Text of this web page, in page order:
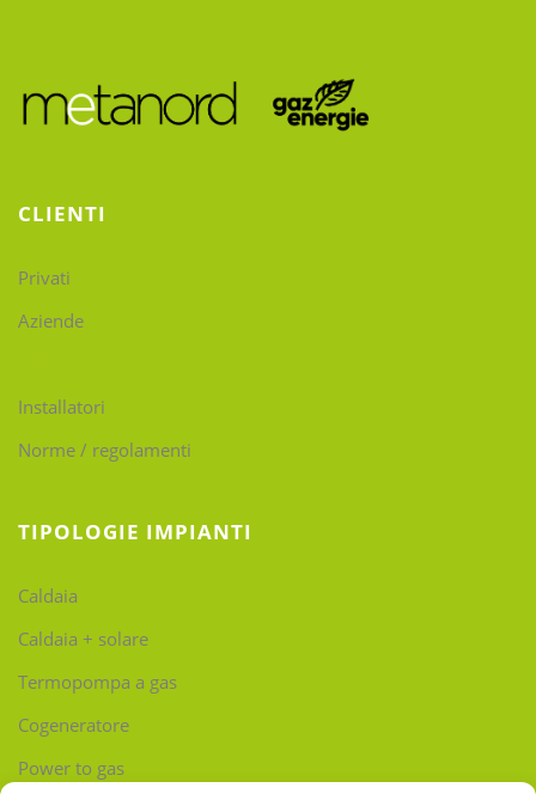
CLIENTI
Privati
Aziende
Installatori
Norme / regolamenti
TIPOLOGIE IMPIANTI
Caldaia
Caldaia + solare
Termopompa a gas
Cogeneratore
Power to gas